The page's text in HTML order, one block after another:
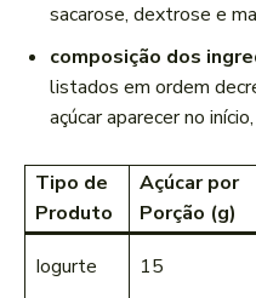
sacarose, dextrose e
composição dos
listados em ordem
açúcar aparecer⁣ no
Tipo de
Produto
Açúcar por
Porção (g)
Iogurte 15